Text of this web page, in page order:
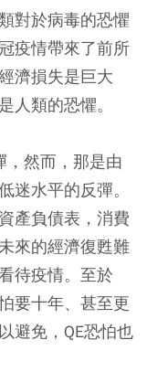
對於病毒的恐懼
疫情帶來了前所
濟損失是巨大
人類的恐懼。
，然而，那是由
迷水平的反彈。
產負債表，消費
來的經濟復甦難
待疫情。至於
要十年、甚至更
避免，QE恐怕也